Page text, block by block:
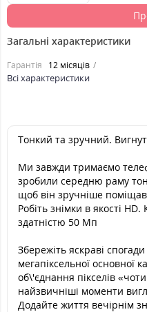
Загальні характеристики
Гарантія 12 місяців
Всі характеристики
Тонкий та зручний.
Ми завжди тримаємо
зробили середню раму
щоб він зручніше
Робіть знімки в якості
здатністю 50 Мп
Збережіть яскраві
мегапіксельної основної
об\'єднання пікселів
найзвичніші моменти
Додайте життя вечірнім